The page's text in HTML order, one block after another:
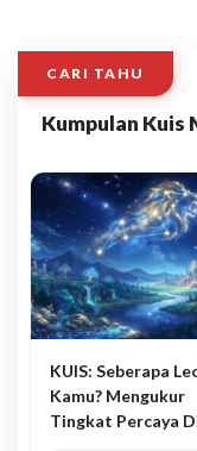
CARI TAHU
Kumpulan Kuis
KUIS: Seberapa
Kamu? Mengukur
Tingkat Percaya